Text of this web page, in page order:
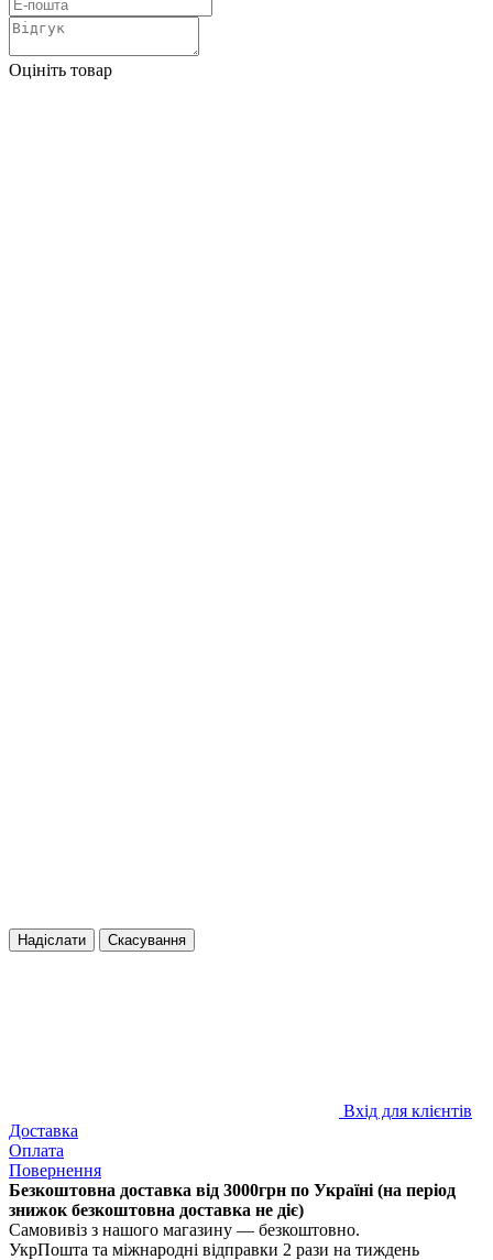
Оцініть товар
Надіслати Скасування
Вхід для клієнтів
Доставка
Оплата
Повернення
Безкоштовна доставка від 3000грн по Україні (на період
знижок безкоштовна доставка не діє)
Самовивіз з нашого магазину — безкоштовно.
УкрПошта та міжнародні відправки 2 рази на тиждень